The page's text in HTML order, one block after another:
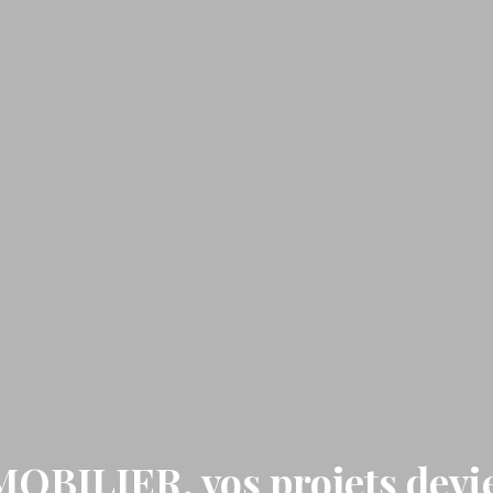
vos projets